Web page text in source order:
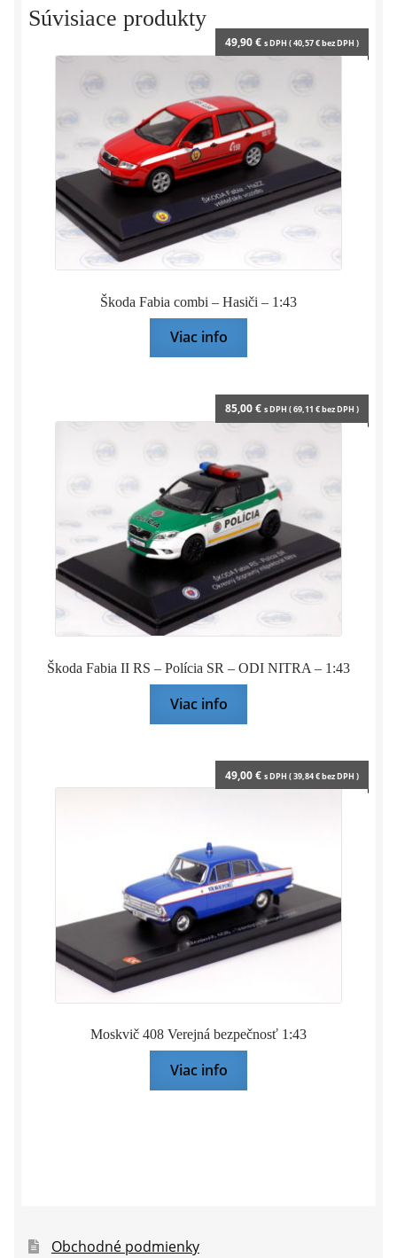
IXO
Súvisiace produkty
Škoda Fabia combi – Hasiči – 1:43
49,90€ s DPH (40,57€bez DPH )
Viac info
Škoda Fabia II RS – Polícia SR – ODI NITRA – 1:43
85,00€ s DPH (69,11 €bez DPH )
Viac info
Moskvič 408 Verejná bezpečnosť 1:43
49,00€ s DPH (39,84€bez DPH )
Viac info
Obchodné podmienky